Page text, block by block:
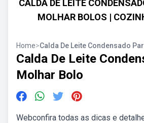
CALDA DE LEITE
MOLHAR BOLOS |
Home>Calda De Leite Condensado
Calda De Leite
Molhar Bolo
Webconfira todas as dicas e